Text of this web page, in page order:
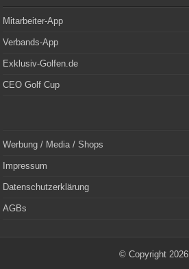
Mitarbeiter-App
Verbands-App
Exklusiv-Golfen.de
CEO Golf Cup
Werbung / Media / Shops
Impressum
Datenschutzerklärung
AGBs
© Copyright 2026